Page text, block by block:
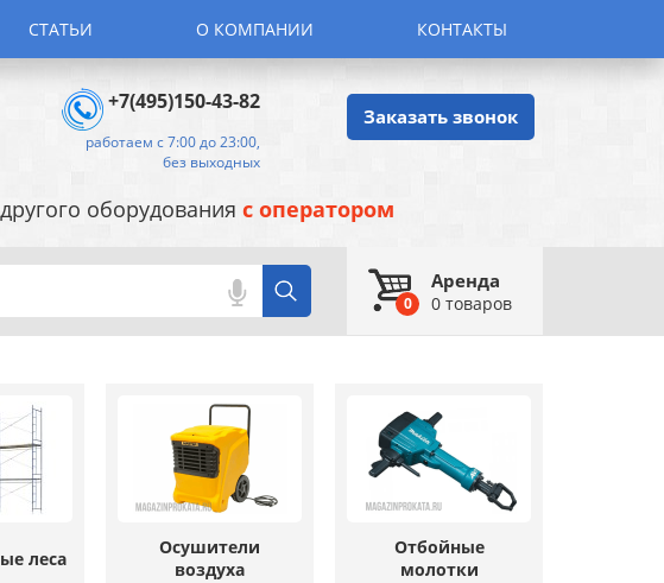
СТАТЬИ О КОМПАНИИ КОНТАКТЫ
+7(495)150-43-82
работаем с 7:00 до 23:00,
без выходных
Заказать звонок
оборудования с оператором
0
Аренда
0товаров
леса
Осушители
воздуха
Отбойные
молотки